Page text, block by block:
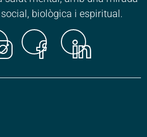
biològica i espiritual.